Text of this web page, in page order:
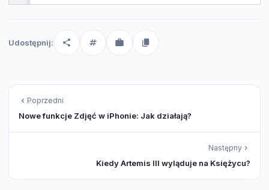
Udostępnij:
Poprzedni
Nowe funkcje Zdjęć w iPhonie: Jak działają?
Następny
Kiedy Artemis III wyląduje na Księżycu?